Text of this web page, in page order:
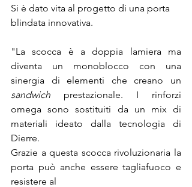
Si è dato vita al progetto di una porta
blindata innovativa.
"La scocca è a doppia lamiera ma
diventa un monoblocco con una
sandwich prestazionale. I rinforzi
omega sono sostituiti da un mix di
materiali ideato dalla tecnologia di
Dierre.
Grazie a questa scocca rivoluzionaria la
porta può anche essere tagliafuoco e
resistere al